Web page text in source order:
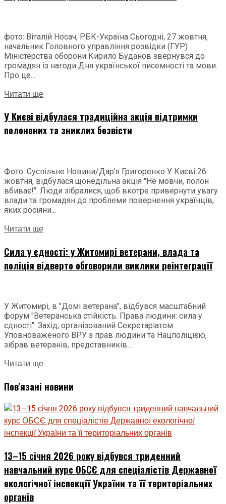
фото: Віталій Носач, РБК-Україна Сьогодні, 27 жовтня,
начальник Головного управління розвідки (ГУР)
Міністерства оборони Кирило Буданов звернувся до
громадян із нагоди Дня української писемності та мови.
Про це...
Читати ще
У Києві відбулася традиційна акція підтримки
полонених та зниклих безвісти
Фото: Суспільне Новини/Дар'я Григоренко У Києві 26
жовтня, відбулася щонедільна акція "Не мовчи, полон
вбиває!". Люди зібралися, щоб вкотре привернути увагу
влади та громадян до проблеми повернення українців,
яких росіяни...
Читати ще
Сила у єдності: у Житомирі ветерани, влада та
поліція відверто обговорили виклики реінтеграції
У Житомирі, в "Домі ветерана", відбувся масштабний
форум "Ветеранська стійкість. Права людини: сила у
єдності". Захід, організований Секретаріатом
Уповноваженого ВРУ з прав людини та Нацполіцією,
зібрав ветеранів, представників...
Читати ще
Пов'язані новини
13–15 січня 2026 року відбувся триденний
навчальний курс ОБСЄ для спеціалістів Державної
екологічної інспекції України та її територіальних
органів